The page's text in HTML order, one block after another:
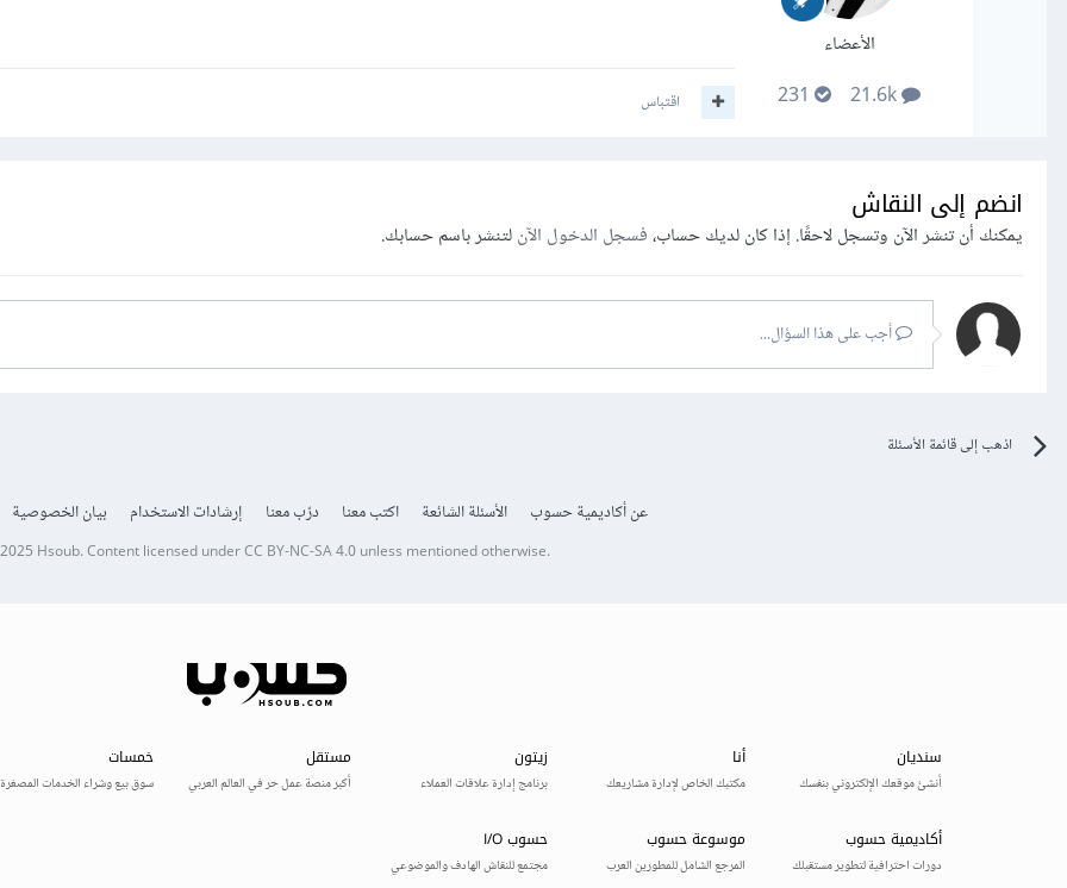
الأعضاء
اقتباس
انضم إلى النقاش
يمكنك أن تنشر الآن وتسجل لاحقًا. إذا كان لديك حساب،فسجل الدخول الآنلتنشر باسم حسابك.
أجب على هذا السؤال...
اذهب إلى قائمة الأسئلة
عن أكاديمية حسوب الأسئلة الشائعة اكتب معنا درّب معنا إرشادات الاستخدام بيان الخصوصية
Hsoub.Content licensed underCC BY-NC-SA 4.0unless mentioned otherwise.